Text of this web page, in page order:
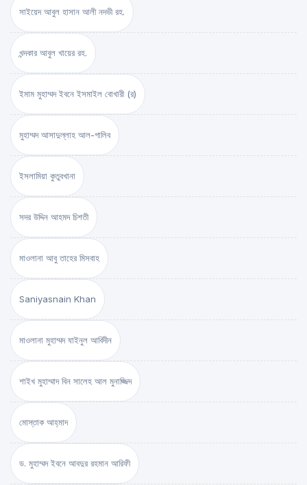
সাইয়েদ আবুল হাসান আলী নদভী রহ.
খন্দকার আবুল খায়ের রহ.
ইমাম মুহাম্মদ ইবনে ইসমাইল বোখারী (র)
মুহাম্মদ আসাদুল্লাহ আল-গালিব
ইসলামিয়া কুতুবখানা
সদর উদ্দিন আহমদ চিশতী
মাওলানা আবু তাহের মিসবাহ
Saniyasnain Khan
মাওলানা মুহাম্মদ যাইনুল আবিদীন
শাইখ মুহাম্মাদ বিন সালেহ আল মুনাজ্জিদ
মোস্তাক আহ্‌মাদ
ড. মুহাম্মদ ইবনে আবদুর রহমান আরিফী